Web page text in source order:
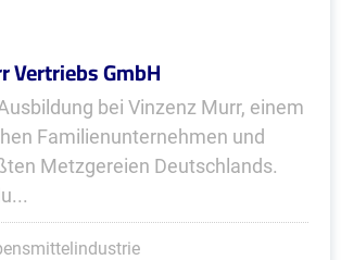
Vertriebs GmbH
bei Vinzenz Murr, einem
Familienunternehmen und
Metzgereien Deutschlands.